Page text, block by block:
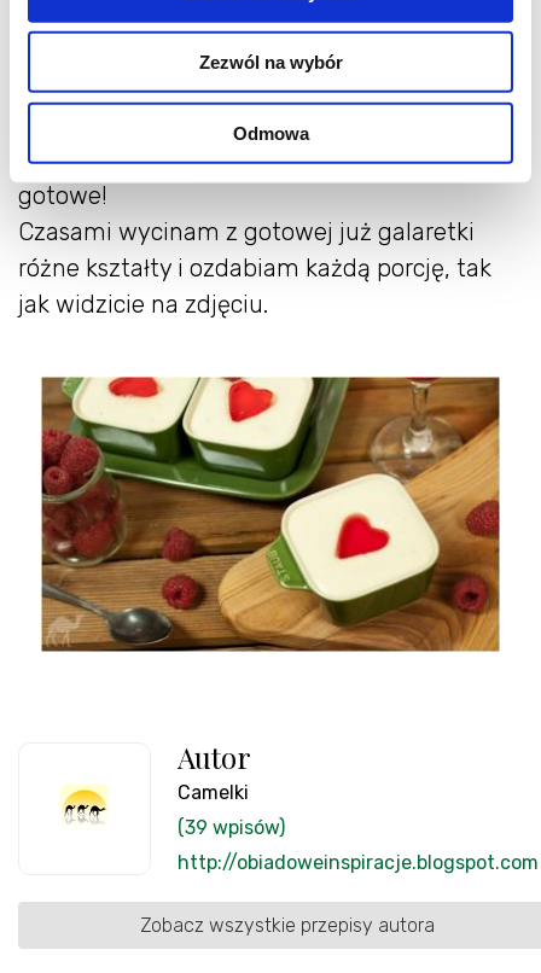
Zezwól na wybór
Odmowa
jeszcze około minuty.
Masę sernikową przelewam do formy lub
foremek i wkładam na 3 do 4 godzin do
lodówki. Kiedy serniczki stężeją, zalewam je
powoli chłodną galaretką, dekoruję owocami i
gotowe!
Czasami wycinam z gotowej już galaretki
różne kształty i ozdabiam każdą porcję, tak
jak widzicie na zdjęciu.
Autor
Camelki
(39 wpisów)
http://obiadoweinspiracje.blogspot.com
Zobacz wszystkie przepisy autora